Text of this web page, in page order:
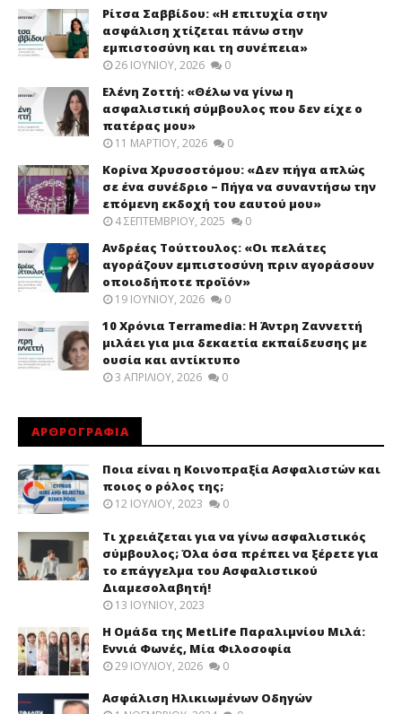
Ρίτσα Σαββίδου: «Η επιτυχία στην
ασφάλιση χτίζεται πάνω στην
εμπιστοσύνη και τη συνέπεια»
26 ΙΟΥΝΊΟΥ, 2026 0
Ελένη Ζοττή: «Θέλω να γίνω η
ασφαλιστική σύμβουλος που δεν είχε ο
πατέρας μου»
11 ΜΑΡΤΊΟΥ, 2026 0
Κορίνα Χρυσοστόμου: «Δεν πήγα απλώς
σε ένα συνέδριο – Πήγα να συναντήσω την
επόμενη εκδοχή του εαυτού μου»
4 ΣΕΠΤΕΜΒΡΊΟΥ, 2025 0
Ανδρέας Τούττουλος: «Οι πελάτες
αγοράζουν εμπιστοσύνη πριν αγοράσουν
οποιοδήποτε προϊόν»
19 ΙΟΥΝΊΟΥ, 2026 0
10 Χρόνια Terramedia: Η Άντρη Ζαννεττή
μιλάει για μια δεκαετία εκπαίδευσης με
ουσία και αντίκτυπο
3 ΑΠΡΙΛΊΟΥ, 2026 0
ΑΡΘΡΟΓΡΑΦΙΑ
Ποια είναι η Κοινοπραξία Ασφαλιστών και
ποιος ο ρόλος της;
12 ΙΟΥΛΊΟΥ, 2023 0
Τι χρειάζεται για να γίνω ασφαλιστικός
σύμβουλος; Όλα όσα πρέπει να ξέρετε για
το επάγγελμα του Ασφαλιστικού
Διαμεσολαβητή!
13 ΙΟΥΝΊΟΥ, 2023
Η Ομάδα της MetLife Παραλιμνίου Μιλά:
Εννιά Φωνές, Μία Φιλοσοφία
29 ΙΟΥΛΊΟΥ, 2026 0
Ασφάλιση Ηλικιωμένων Οδηγών